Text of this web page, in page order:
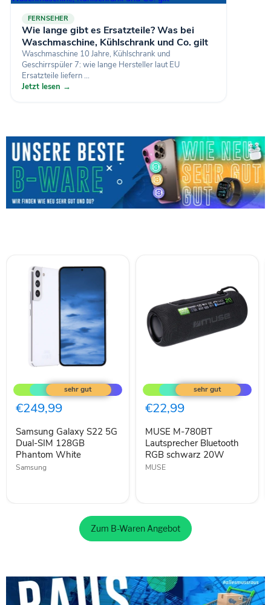
FERNSEHER
Wie lange gibt es Ersatzteile? Was bei
Waschmaschine, Kühlschrank und Co. gilt
Waschmaschine 10 Jahre, Kühlschrank und
Geschirrspüler 7: wie lange Hersteller laut EU
Ersatzteile liefern ...
Jetzt lesen →
Galaxy
S22
5G
Dual-
128GB
Phantom
White
€249,99
Samsung Galaxy S22 5G
Dual-SIM 128GB
Phantom White
Samsung
M-
780BT
Lautsprecher
Bluetooth
schwarz
20W
€22,99
MUSE M-780BT
Lautsprecher Bluetooth
RGB schwarz 20W
MUSE
Zum B-Waren Angebot